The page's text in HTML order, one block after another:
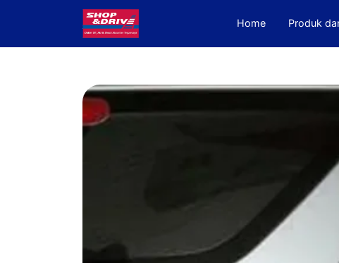
Home (current)Produk